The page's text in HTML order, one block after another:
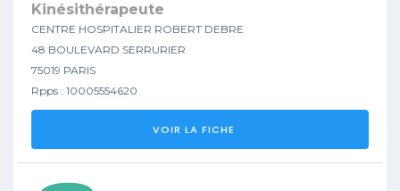
Kinésithérapeute
CENTRE HOSPITALIER ROBERT DEBRE
48 BOULEVARD SERRURIER
75019 PARIS
Rpps : 10005554620
VOIR LA FICHE